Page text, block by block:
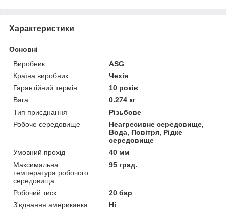
Характеристики
Основні
Виробник
ASG
Країна виробник
Чехія
Гарантійний термін
10 років
Вага
0.274 кг
Тип приєднання
Різьбове
Робоче середовище
Неагресивне середовище,
Вода, Повітря, Рідке
середовище
Умовний прохід
40 мм
Максимальна
температура робочого
середовища
95 град.
Робочий тиск
20 бар
З'єднання американка
Ні